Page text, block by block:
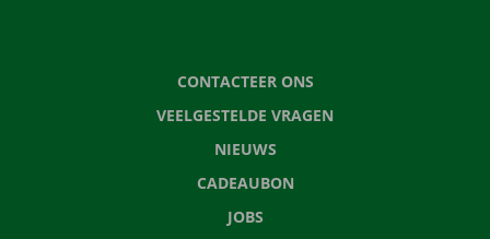
CONTACTEER ONS
VEELGESTELDE VRAGEN
NIEUWS
CADEAUBON
JOBS